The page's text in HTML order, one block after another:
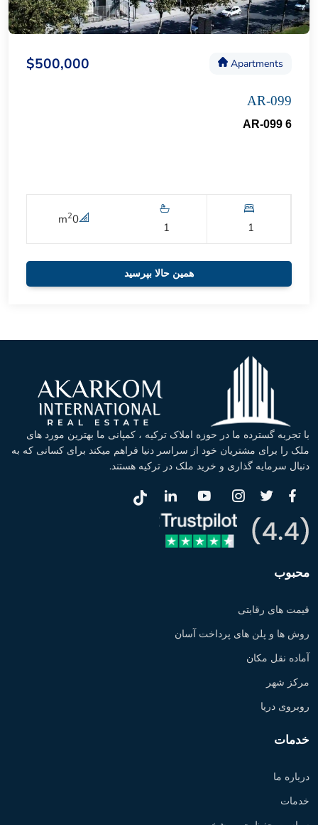
Apartments
$500,000
AR-099
AR-099 6
1
1
0
m2
همین حالا بپرسید
با تجربه گسترده ما در حوزه املاک ترکیه ، کمپانی ما بهترین مورد های
ملک را برای مشتریان خود از سراسر دنیا فراهم میکند برای کسانی که به
دنبال سرمایه گذاری و خرید ملک در ترکیه هستند.
محبوب
قیمت های رقابتی
روش ها و پلن های پرداخت آسان
آماده نقل مکان
مرکز شهر
روبروی دریا
خدمات
درباره ما
خدمات